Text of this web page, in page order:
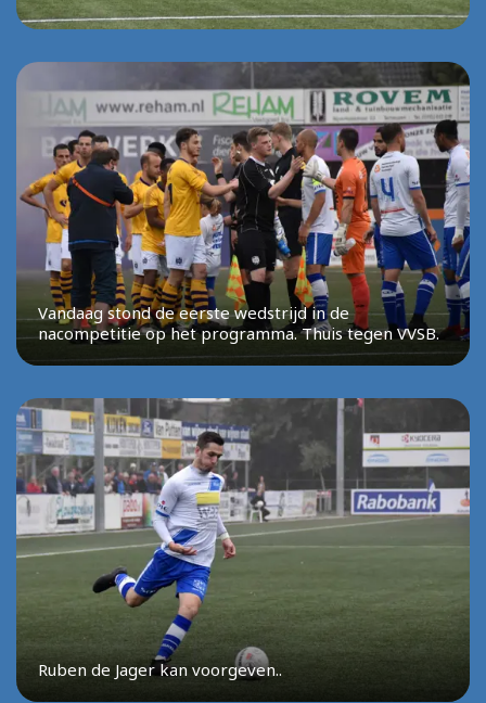
Vandaag stond de eerste wedstrijd in de
nacompetitie op het programma. Thuis tegen VVSB.
Ruben de Jager kan voorgeven..